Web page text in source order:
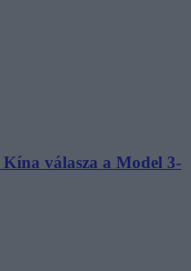
válasza a Model 3-